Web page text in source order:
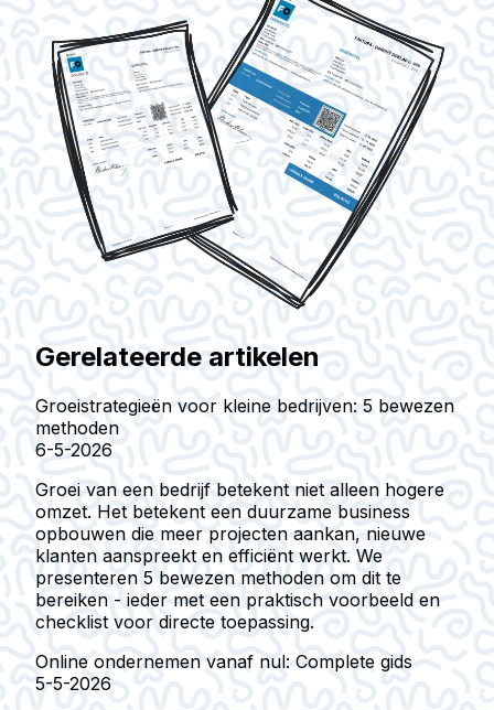
Gerelateerde artikelen
Groeistrategieën voor kleine bedrijven: 5 bewezen
methoden
6-5-2026
Groei van een bedrijf betekent niet alleen hogere
omzet. Het betekent een duurzame business
opbouwen die meer projecten aankan, nieuwe
klanten aanspreekt en efficiënt werkt. We
presenteren 5 bewezen methoden om dit te
bereiken - ieder met een praktisch voorbeeld en
checklist voor directe toepassing.
Online ondernemen vanaf nul: Complete gids
5-5-2026